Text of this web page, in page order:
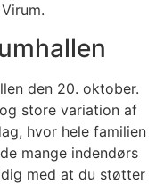
den 20. oktober.
store variation af
hvor hele familien
mange indendørs
med at du støtter